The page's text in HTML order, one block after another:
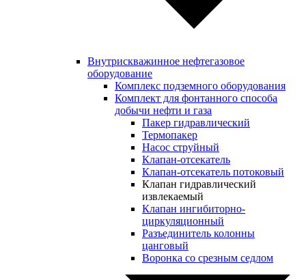
Внутрискважинное нефтегазовое
оборудование
Комплекс подземного оборудования
Комплект для фонтанного способа
добычи нефти и газа
Пакер гидравлический
Термопакер
Насос струйный
Клапан-отсекатель
Клапан-отсекатель потоковый
Клапан гидравлический
извлекаемый
Клапан ингибиторно-
циркуляционный
Разъединитель колонны
цанговый
Воронка со срезным седлом